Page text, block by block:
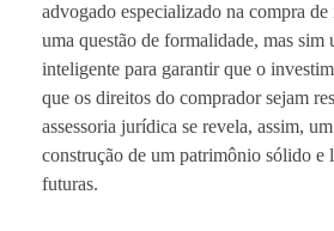
advogado especializado na compra de
uma questão de formalidade, mas sim
inteligente para garantir que o
que os direitos do comprador sejam
assessoria jurídica se revela, assim,
construção de um patrimônio sólido e
futuras.